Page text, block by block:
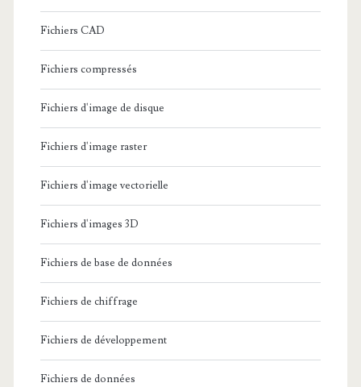
Fichiers CAD
Fichiers compressés
Fichiers d'image de disque
Fichiers d'image raster
Fichiers d'image vectorielle
Fichiers d'images 3D
Fichiers de base de données
Fichiers de chiffrage
Fichiers de développement
Fichiers de données